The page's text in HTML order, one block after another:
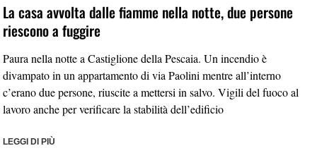
La casa avvolta dalle fiamme nella notte, due persone
riescono a fuggire
Paura nella notte a Castiglione della Pescaia. Un incendio è
divampato in un appartamento di via Paolini mentre all’interno
c’erano due persone, riuscite a mettersi in salvo. Vigili del fuoco al
lavoro anche per verificare la stabilità dell’edificio
LEGGI DI PIÙ